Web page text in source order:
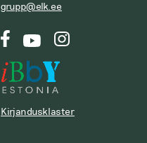
grupp@elk.ee
Kirjandusklaster